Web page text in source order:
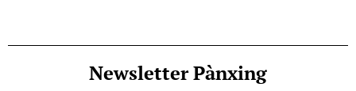
Newsletter Pànxing